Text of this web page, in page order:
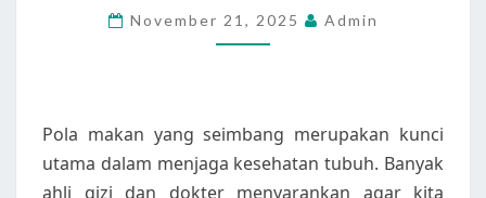
MAKAN
November 21, 2025 Admin
Pola makan yang seimbang merupakan kunci
utama dalam menjaga kesehatan tubuh. Banyak
ahli gizi dan dokter menyarankan agar kita